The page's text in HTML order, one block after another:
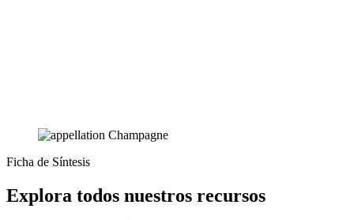
Ficha de Síntesis
Explora todos nuestros recursos